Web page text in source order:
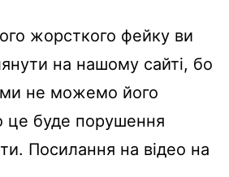
жорсткого фейку ви
на нашому сайті, бо
не можемо його
це буде порушення
Посилання на відео на